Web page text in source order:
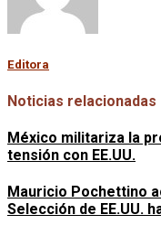
Editora
Noticias relacionadas
México militariza la
tensión con EE.UU.
Mauricio Pochettino
Selección de EE.UU.